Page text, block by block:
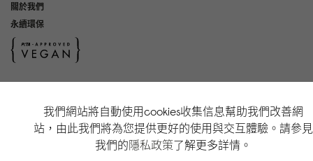
關於我們
永續環保
Instagram
我們網站將自動使用cookies收集信息幫助我們改善網
站，由此我們將為您提供更好的使用與交互體驗。請參見
我們的隱私政策了解更多詳情。